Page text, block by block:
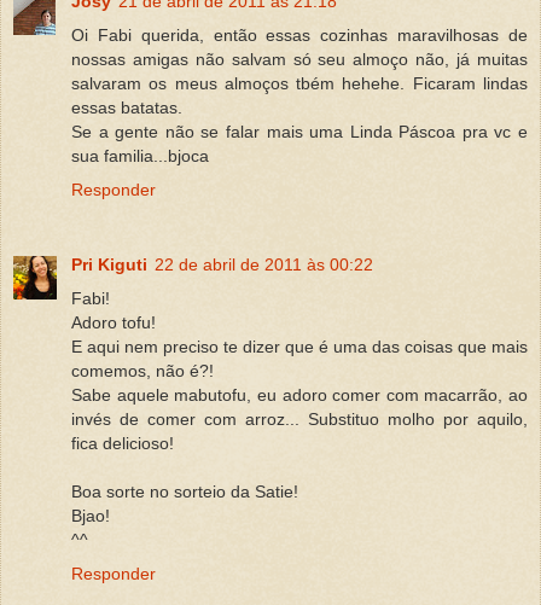
Oi Fabi querida, então essas cozinhas maravilhosas de
nossas amigas não salvam só seu almoço não, já muitas
salvaram os meus almoços tbém hehehe. Ficaram lindas
essas batatas.
Se a gente não se falar mais uma Linda Páscoa pra vc e
sua familia...bjoca
Responder
Pri Kiguti 22 de abril de 2011 às 00:22
Fabi!
Adoro tofu!
E aqui nem preciso te dizer que é uma das coisas que mais
comemos, não é?!
Sabe aquele mabutofu, eu adoro comer com macarrão, ao
invés de comer com arroz... Substituo molho por aquilo,
fica delicioso!
Boa sorte no sorteio da Satie!
Bjao!
^^
Responder